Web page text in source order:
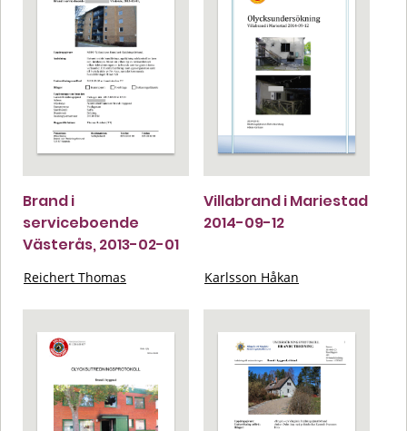
Brand i
serviceboende
Västerås, 2013-02-01
Reichert Thomas
Villabrand i Mariestad
2014-09-12
Karlsson Håkan